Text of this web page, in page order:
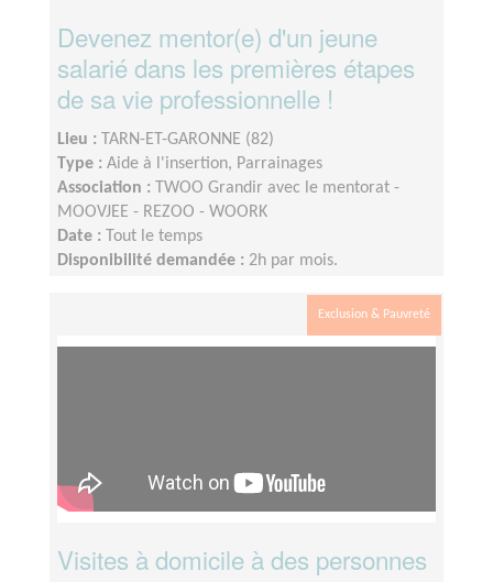
Devenez mentor(e) d'un jeune
salarié dans les premières étapes
de sa vie professionnelle !
Lieu :
TARN-ET-GARONNE (82)
Type : Aide à l'insertion, Parrainages
Association :
TWOO Grandir avec le mentorat -
MOOVJEE - REZOO - WOORK
Date :
Tout le temps
Disponibilité demandée : 2h par mois.
Exclusion & Pauvreté
Visites à domicile à des personnes